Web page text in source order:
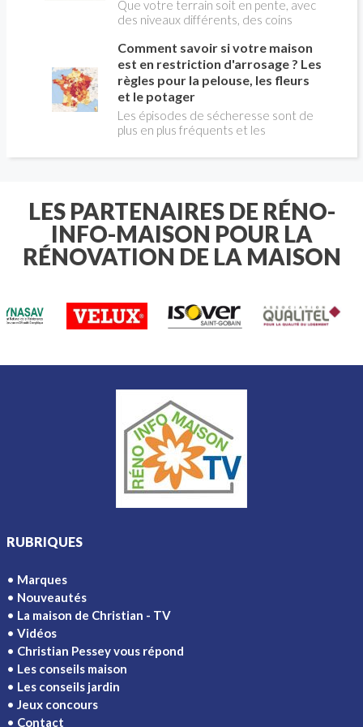
Que votre terrain soit en pente, avec
des niveaux différents, des coins
commun : découvrez comment poser
une clôture en PVC qui s'ajuste
parfaitement à votre espace. Nos
astuces vous aideront à garder un
rendu uniforme, résistant et
esthétique, sans que cela n'affecte la
beauté de votre extérieur.
Comment savoir si votre maison
est en restriction d'arrosage ? Les
règles pour la pelouse, les fleurs
et le potager
Les épisodes de sécheresse sont de
plus en plus fréquents et les
désormais de nombreuses communes
de fleurs ou votre potager , il est
essentiel de connaître les règles
applicables à votre domicile.
LES PARTENAIRES DE RÉNO-
INFO-MAISON POUR LA
RÉNOVATION DE LA MAISON
RUBRIQUES
Marques
Nouveautés
La maison de Christian - TV
Vidéos
Christian Pessey vous répond
Les conseils maison
Les conseils jardin
Jeux concours
Contact